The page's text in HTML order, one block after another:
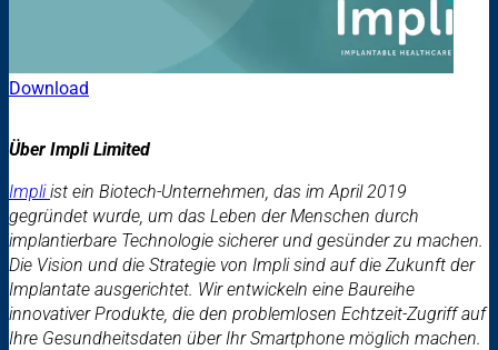
Download
Über Impli Limited
Impliist ein Biotech-Unternehmen, das im April 2019
gegründet wurde, um das Leben der Menschen durch
implantierbare Technologie sicherer und gesünder zu machen.
Die Vision und die Strategie von Impli sind auf die Zukunft der
Implantate ausgerichtet. Wir entwickeln eine Baureihe
innovativer Produkte, die den problemlosen Echtzeit-Zugriff auf
Ihre Gesundheitsdaten über Ihr Smartphone möglich machen.